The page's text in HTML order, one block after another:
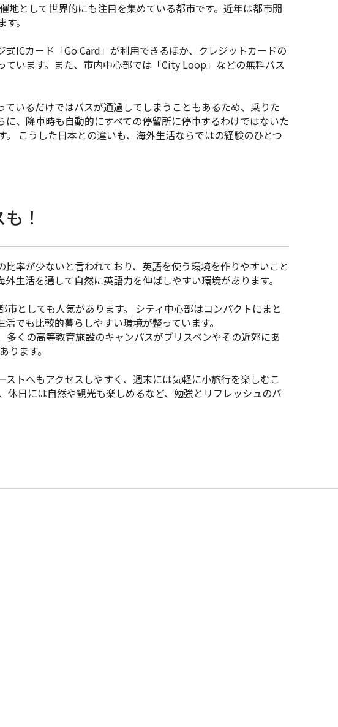
として世界的にも注目を集めている都市です。近年は都市開
。
式ICカード 「Go Card」 が利用できるほか、クレジットカードの
ています。また、市内中心部では「City Loop」などの無料バス
いるだけではバスが通過してしまうこともあるため、乗りた
、降車時も自動的にすべての停留所に停車するわけではないた
こうした日本との違いも、海外生活ならではの経験のひとつ
！
率が少ないと言われており、英語を使う環境を作りやすいこと
生活を通して自然に英語力を伸ばしやすい環境があります。
としても人気があります。
シティ中心部はコンパクトにまと
でも比較的暮らしやすい環境が整っています。
くの高等教育施設のキャンパスがブリスベンやその近郊にあ
ります。
トへもアクセスしやすく、週末には気軽に小旅行を楽しむこ
休日には自然や観光も楽しめるなど、勉強とリフレッシュのバ